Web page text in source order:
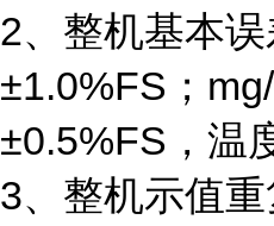
2、整机基本误
±1.0%FS ；
±0.5%FS ，温
3、整机示值重